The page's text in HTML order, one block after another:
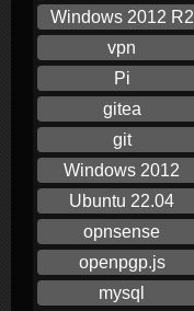
Windows 2012 R2
vpn
Pi
gitea
git
Windows 2012
Ubuntu 22.04
opnsense
openpgp.js
mysql